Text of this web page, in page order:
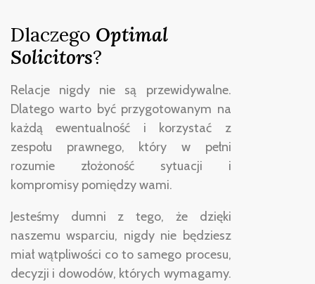
Dlaczego Optimal
Solicitors?
Relacje nigdy nie są przewidywalne.
Dlatego warto być przygotowanym na
każdą ewentualność i korzystać z
zespołu prawnego, który w pełni
rozumie złożoność sytuacji i
kompromisy pomiędzy wami.
Jesteśmy dumni z tego, że dzięki
naszemu wsparciu, nigdy nie będziesz
miał wątpliwości co to samego procesu,
decyzji i dowodów, których wymagamy.